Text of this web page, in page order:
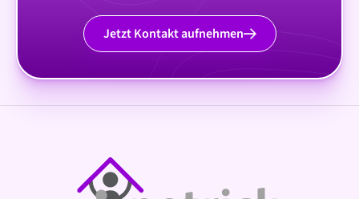
Jetzt Kontakt aufnehmen